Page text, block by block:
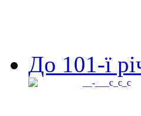
До 101-ї